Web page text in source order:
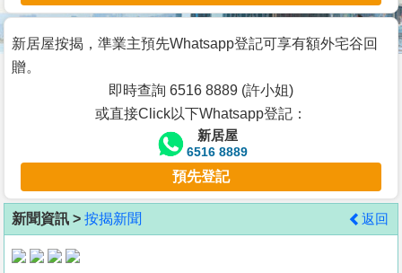
宅
谷
按
客
地
產
新居屋按揭，準業主預先Whatsapp登記可享有額外宅谷回
贈。
即時查詢 6516 8889 (許小姐)
或直接Click以下Whatsapp登記：
新居屋
6516 8889
預先登記
新聞資訊 > 按揭新聞 返回